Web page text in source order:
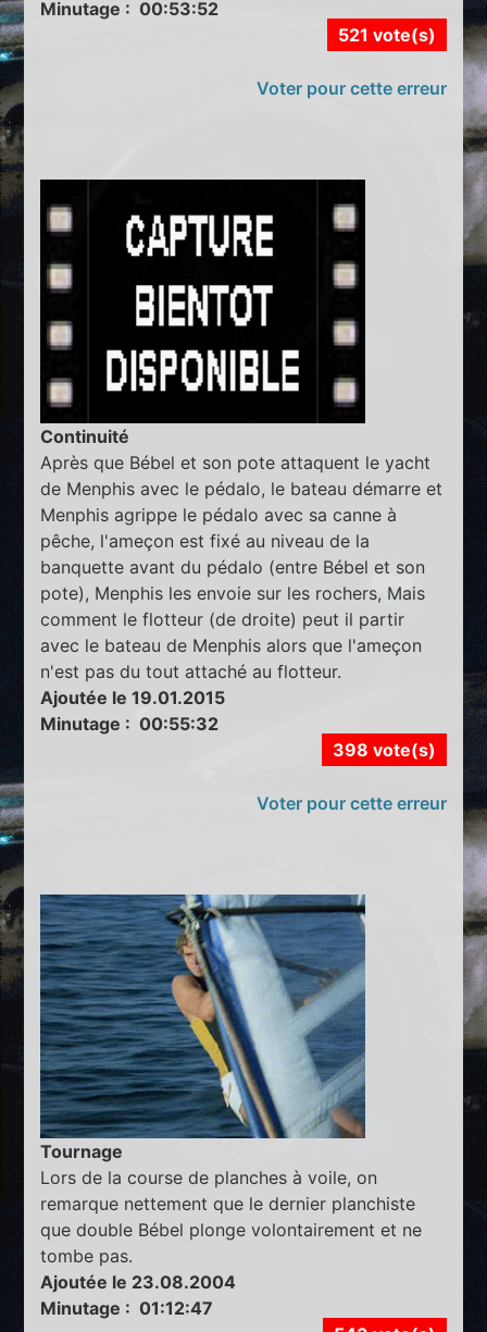
Minutage : 00:53:52
521 vote(s)
Voter pour cette erreur
Continuité
Après que Bébel et son pote attaquent le yacht
de Menphis avec le pédalo, le bateau démarre et
Menphis agrippe le pédalo avec sa canne à
pêche, l'ameçon est fixé au niveau de la
banquette avant du pédalo (entre Bébel et son
pote), Menphis les envoie sur les rochers, Mais
comment le flotteur (de droite) peut il partir
avec le bateau de Menphis alors que l'ameçon
n'est pas du tout attaché au flotteur.
Ajoutée le 19.01.2015
Minutage : 00:55:32
398 vote(s)
Voter pour cette erreur
Tournage
Lors de la course de planches à voile, on
remarque nettement que le dernier planchiste
que double Bébel plonge volontairement et ne
tombe pas.
Ajoutée le 23.08.2004
Minutage : 01:12:47